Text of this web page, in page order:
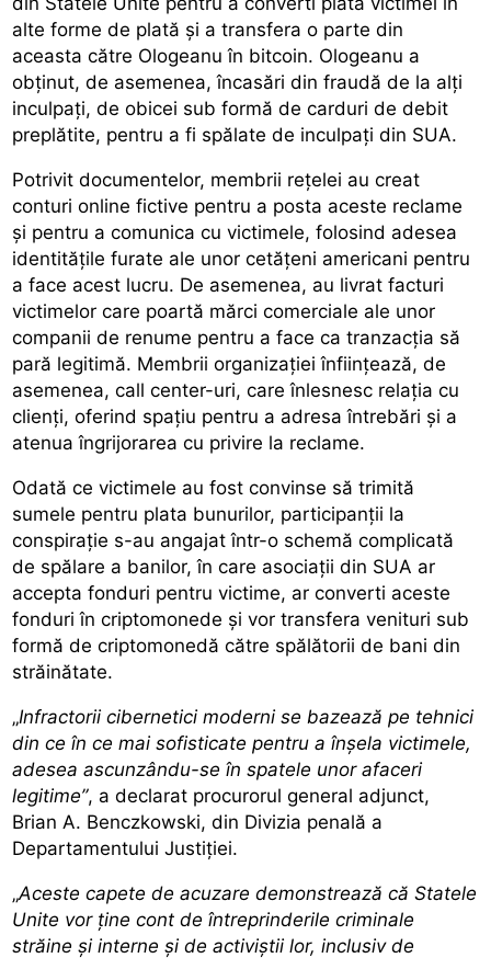
alte forme de plată și a transfera o parte din
aceasta către Ologeanu în bitcoin. Ologeanu a
obținut, de asemenea, încasări din fraudă de la alți
inculpați, de obicei sub formă de carduri de debit
preplătite, pentru a fi spălate de inculpați din SUA.
Potrivit documentelor, membrii rețelei au creat
conturi online fictive pentru a posta aceste reclame
și pentru a comunica cu victimele, folosind adesea
identitățile furate ale unor cetățeni americani pentru
a face acest lucru. De asemenea, au livrat facturi
victimelor care poartă mărci comerciale ale unor
companii de renume pentru a face ca tranzacția să
pară legitimă. Membrii organizației înființează, de
asemenea, call center-uri, care înlesnesc relația cu
clienți, oferind spațiu pentru a adresa întrebări și a
atenua îngrijorarea cu privire la reclame.
Odată ce victimele au fost convinse să trimită
sumele pentru plata bunurilor, participanții la
conspirație s-au angajat într-o schemă complicată
de spălare a banilor, în care asociații din SUA ar
accepta fonduri pentru victime, ar converti aceste
fonduri în criptomonede și vor transfera venituri sub
formă de criptomonedă către spălătorii de bani din
străinătate.
„Infractorii cibernetici moderni se bazează pe tehnici
din ce în ce mai sofisticate pentru a înșela victimele,
adesea ascunzându-se în spatele unor afaceri
legitime”, a declarat procurorul general adjunct,
Brian A. Benczkowski, din Divizia penală a
Departamentului Justiției.
„Aceste capete de acuzare demonstrează că Statele
Unite vor ține cont de întreprinderile criminale
străine și interne și de activiștii lor, inclusiv de